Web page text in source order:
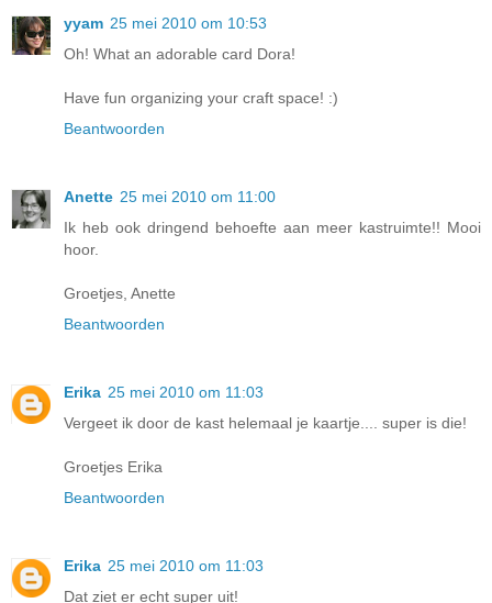
yyam 25 mei 2010 om 10:53
Oh! What an adorable card Dora!
Have fun organizing your craft space! :)
Beantwoorden
Anette 25 mei 2010 om 11:00
Ik heb ook dringend behoefte aan meer kastruimte!! Mooi
hoor.
Groetjes, Anette
Beantwoorden
Erika 25 mei 2010 om 11:03
Vergeet ik door de kast helemaal je kaartje.... super is die!
Groetjes Erika
Beantwoorden
Erika 25 mei 2010 om 11:03
Dat ziet er echt super uit!